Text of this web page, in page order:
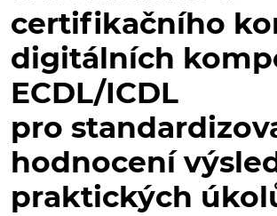
certifikačního
digitálních
ECDL/ICDL
pro
hodnocení
praktických